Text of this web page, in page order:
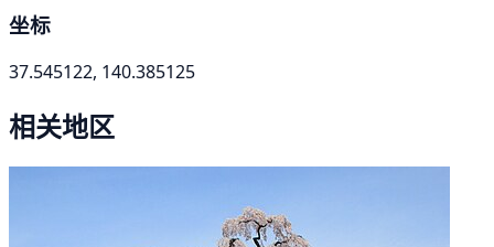
坐标
37.545122, 140.385125
相关地区